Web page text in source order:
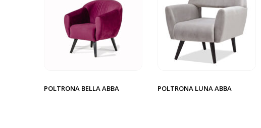
POLTRONA BELLA ABBA POLTRONA LUNA ABBA